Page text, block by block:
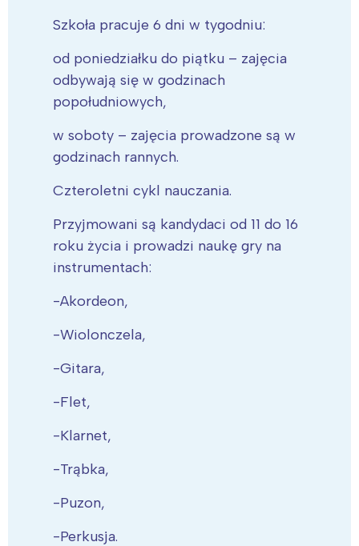
Szkoła pracuje 6 dni w tygodniu:
od poniedziałku do piątku – zajęcia
odbywają się w godzinach
popołudniowych,
w soboty – zajęcia prowadzone są w
godzinach rannych.
Czteroletni cykl nauczania.
Przyjmowani są kandydaci od 11 do 16
roku życia i prowadzi naukę gry na
instrumentach:
-Akordeon,
-Wiolonczela,
-Gitara,
-Flet,
-Klarnet,
-Trąbka,
-Puzon,
-Perkusja.